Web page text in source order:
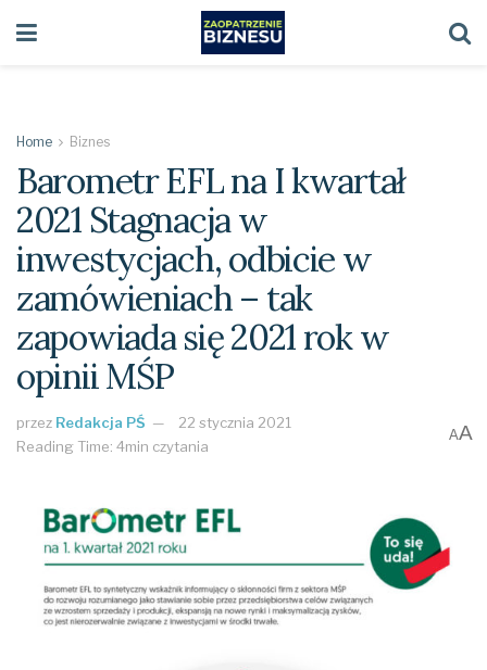
Home Biznes
Barometr EFL na I kwartał
2021 Stagnacja w
inwestycjach, odbicie w
zamówieniach – tak
zapowiada się 2021 rok w
opinii MŚP
przez Redakcja PŚ
22 stycznia 2021
Reading Time: 4min czytania
AA